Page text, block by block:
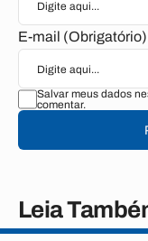
E-mail (Obrigatório)
Salvar meus dados
comentar.
Leia